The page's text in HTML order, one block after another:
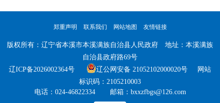
郑重声明 联系我们 网站地图 友情链接
版权所有：辽宁省本溪市本溪满族自治县人民政府 地址：本溪满族
自治县政府路69号
辽ICP备2026002364号
辽公网安备 21052102000020号 网站
标识码：2105210003
电话：024-46822334 邮箱：bxxzfbgs@126.com